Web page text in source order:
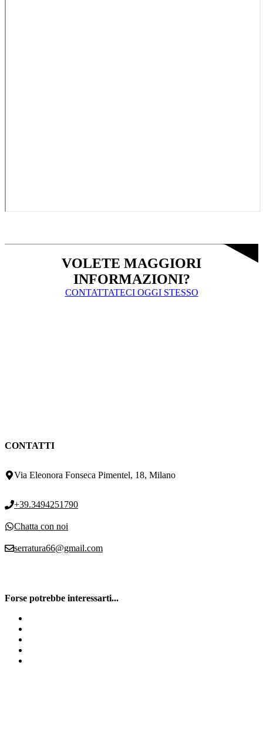
VOLETE MAGGIORI
INFORMAZIONI?
CONTATTATECI OGGI STESSO
CONTATTI
Via Eleonora Fonseca Pimentel, 18, Milano
+39.3494251790
Chatta con noi
serratura66@gmail.com
Forse potrebbe interessarti...